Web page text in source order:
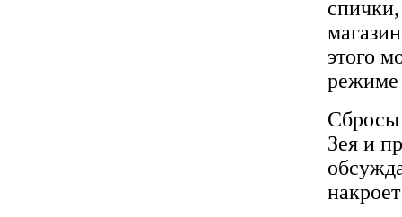
этого
режиме
Сбросы
Зея и